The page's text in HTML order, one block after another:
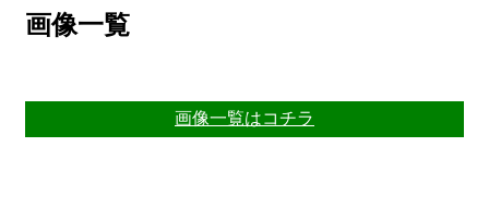
画像一覧
画像一覧はコチラ